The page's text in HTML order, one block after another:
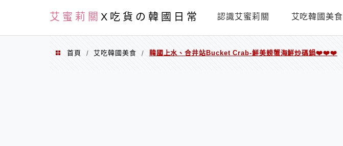
艾蜜莉關 X吃貨の韓國日常
PXN
認識艾蜜莉關 艾吃韓國美食
首頁 / 艾吃韓國美食 / 韓國上水、合井站Bucket Crab-鮮美螃蟹海鮮炒碼鍋❤️❤️❤️